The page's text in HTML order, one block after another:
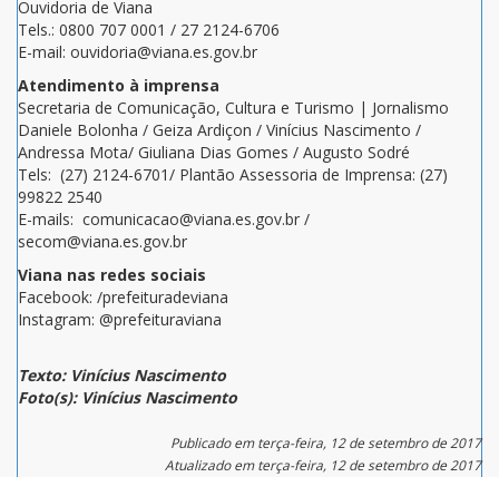
Ouvidoria de Viana
Tels.: 0800 707 0001 / 27 2124-6706
E-mail: ouvidoria@viana.es.gov.br
Atendimento à imprensa
Secretaria de Comunicação, Cultura e Turismo | Jornalismo
Daniele Bolonha / Geiza Ardiçon / Vinícius Nascimento /
Andressa Mota/ Giuliana Dias Gomes / Augusto Sodré
Tels: (27) 2124-6701/ Plantão Assessoria de Imprensa: (27)
99822 2540
E-mails: comunicacao@viana.es.gov.br /
secom@viana.es.gov.br
Viana nas redes sociais
Facebook: /prefeituradeviana
Instagram: @prefeituraviana
Texto: Vinícius Nascimento
Foto(s): Vinícius Nascimento
Publicado em terça-feira, 12 de setembro de 2017
Atualizado em terça-feira, 12 de setembro de 2017